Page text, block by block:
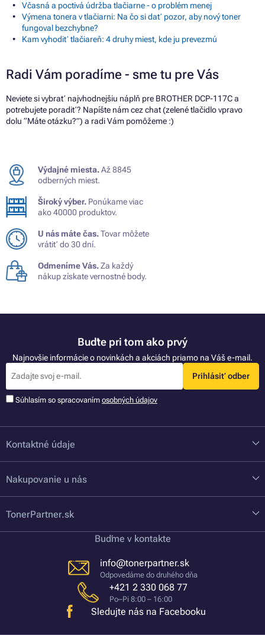
Včasná a poctivá údržba tlačiarne - o problém menej
Výmena tonera v tlačiarni: Na čo si dať pozor, aby nový toner
fungoval bezchybne?
Kam vyhodiť tlačiareň: 4 druhy miest, kde ju prevezmú
Radi Vám poradíme - sme tu pre Vás
Neviete si vybrať najvhodnejšiu náplň pre BROTHER DCP-117C a
potrebujete poradiť? Napíšte nám cez chat (zelené tlačidlo vpravo
dolu “Máte otázku?”) a radi Vám pomôžeme :)
Výdajné miesta.Až 8845
odberných miest.
Široký výber. Ponúkame viac
ako 40000 produktov.
U nás máte čas.Tovar môžete
vrátiť do 30 dní.
Odmeníme Vás.Za každý
nákup získate vernostné body.
Buďte pri tom ako prvý
Najnovšie informácie o novinkách a akciách priamo na Váš e-mail.
Prihlásiť odber
Súhlasím so spracovaním osobných údajov
Kontaktné údaje
Nakupovanie u nás
TonerPartner.sk
Buďme v kontakte
info@tonerpartner.sk
Odpovedáme do druhého dňa
+421 2 330 068 77
Po–Pi 8:00 – 16:00
Sledujte nás na Facebooku